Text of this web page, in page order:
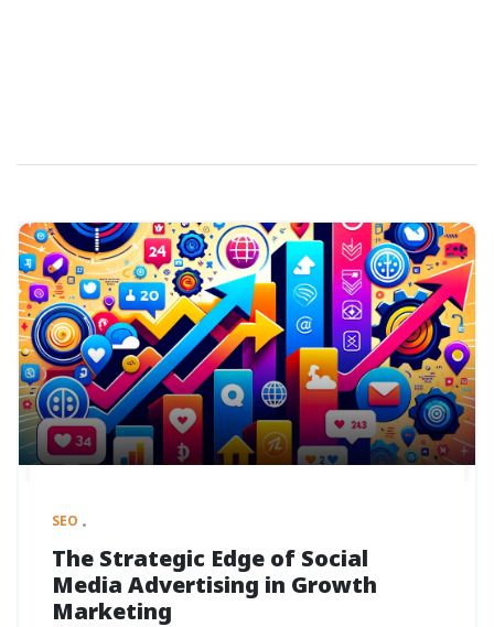
SEO
The Strategic Edge of Social
Media Advertising in Growth
Marketing